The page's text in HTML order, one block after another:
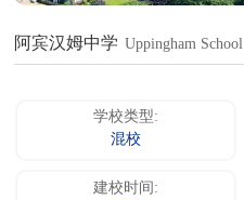
阿宾汉姆中学 Uppingham School
学校类型:
混校
建校时间: